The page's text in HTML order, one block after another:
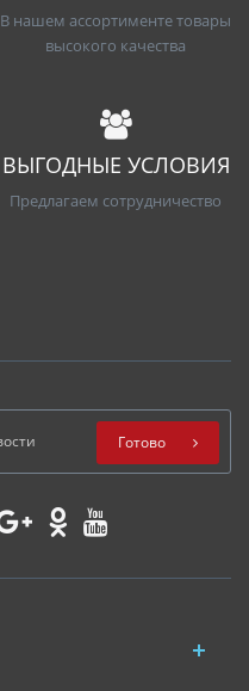
В нашем ассортименте товары
высокого качества
ВЫГОДНЫЕ УСЛОВИЯ
Предлагаем сотрудничество
Готово